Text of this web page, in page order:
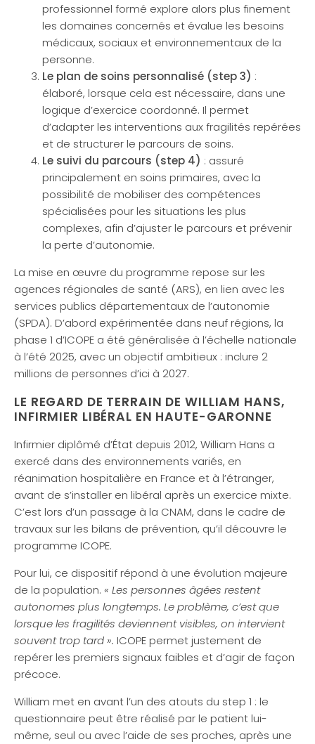
professionnel formé explore alors plus finement
les domaines concernés et évalue les besoins
médicaux, sociaux et environnementaux de la
personne.
Le plan de soins personnalisé (step 3) :
élaboré, lorsque cela est nécessaire, dans une
logique d’exercice coordonné. Il permet
d’adapter les interventions aux fragilités repérées
et de structurer le parcours de soins.
Le suivi du parcours (step 4) : assuré
principalement en soins primaires, avec la
possibilité de mobiliser des compétences
spécialisées pour les situations les plus
complexes, afin d’ajuster le parcours et prévenir
la perte d’autonomie.
La mise en œuvre du programme repose sur les
agences régionales de santé (ARS), en lien avec les
services publics départementaux de l’autonomie
(SPDA). D’abord expérimentée dans neuf régions, la
phase 1 d’ICOPE a été généralisée à l’échelle nationale
à l’été 2025, avec un objectif ambitieux : inclure 2
millions de personnes d’ici à 2027.
LE REGARD DE TERRAIN DE WILLIAM HANS,
INFIRMIER LIBÉRAL EN HAUTE-GARONNE
Infirmier diplômé d’État depuis 2012, William Hans a
exercé dans des environnements variés, en
réanimation hospitalière en France et à l’étranger,
avant de s’installer en libéral après un exercice mixte.
C’est lors d’un passage à la CNAM, dans le cadre de
travaux sur les bilans de prévention, qu’il découvre le
programme ICOPE.
Pour lui, ce dispositif répond à une évolution majeure
de la population. « Les personnes âgées restent
autonomes plus longtemps. Le problème, c’est que
lorsque les fragilités deviennent visibles, on intervient
souvent trop tard ». ICOPE permet justement de
repérer les premiers signaux faibles et d’agir de façon
précoce.
William met en avant l’un des atouts du step 1 : le
questionnaire peut être réalisé par le patient lui-
même, seul ou avec l’aide de ses proches, après une